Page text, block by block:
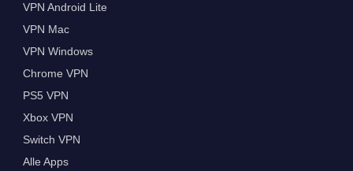
VPN Android Lite
VPN Mac
VPN Windows
Chrome VPN
PS5 VPN
Xbox VPN
Switch VPN
Alle Apps